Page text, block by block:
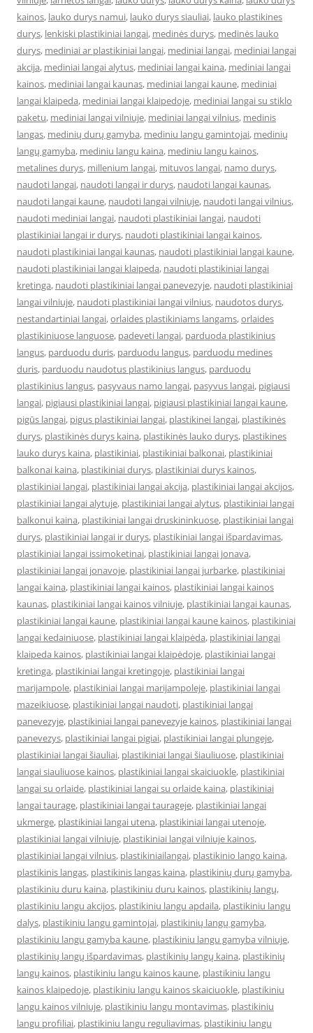
kainos, lauko durys namui, lauko durys siauliai, lauko plastikines
durys, lenkiski plastikiniai langai, medinės durys, medinės lauko
durys, mediniai ar plastikiniai langai, mediniai langai, mediniai langai
akcija, mediniai langai alytus, mediniai langai kaina, mediniai langai
kainos, mediniai langai kaunas, mediniai langai kaune, mediniai
langai klaipeda, mediniai langai klaipedoje, mediniai langai su stiklo
paketu, mediniai langai vilniuje, mediniai langai vilnius, medinis
langas, medinių durų gamyba, mediniu langu gamintojai, medinių
langų gamyba, mediniu langu kaina, mediniu langu kainos,
metalines durys, millenium langai, mituvos langai, namo durys,
naudoti langai, naudoti langai ir durys, naudoti langai kaunas,
naudoti langai kaune, naudoti langai vilniuje, naudoti langai vilnius,
naudoti mediniai langai, naudoti plastikiniai langai, naudoti
plastikiniai langai ir durys, naudoti plastikiniai langai kainos,
naudoti plastikiniai langai kaunas, naudoti plastikiniai langai kaune,
naudoti plastikiniai langai klaipeda, naudoti plastikiniai langai
kretinga, naudoti plastikiniai langai panevezyje, naudoti plastikiniai
langai vilniuje, naudoti plastikiniai langai vilnius, naudotos durys,
nestandartiniai langai,orlaides plastikiniams langams,orlaides
plastikiniuose languose, padeveti langai, parduoda plastikinius
langus, parduodu duris, parduodu langus, parduodu medines
duris, parduodu naudotus plastikinius langus, parduodu
plastikinius langus, pasyvaus namo langai, pasyvus langai, pigiausi
langai, pigiausi plastikiniai langai, pigiausi plastikiniai langai kaune,
pigūs langai, pigus plastikiniai langai, plastikinei langai, plastikinės
durys, plastikinės durys kaina, plastikinės lauko durys, plastikines
lauko durys kaina, plastikiniai, plastikiniai balkonai, plastikiniai
balkonai kaina, plastikiniai durys, plastikiniai durys kainos,
plastikiniai langai, plastikiniai langai akcija, plastikiniai langai akcijos,
plastikiniai langai alytuje, plastikiniai langai alytus, plastikiniai langai
balkonui kaina, plastikiniai langai druskininkuose, plastikiniai langai
durys, plastikiniai langai ir durys, plastikiniai langai išpardavimas,
plastikiniai langai issimoketinai, plastikiniai langai jonava,
plastikiniai langai jonavoje, plastikiniai langai jurbarke, plastikiniai
langai kaina, plastikiniai langai kainos, plastikiniai langai kainos
kaunas, plastikiniai langai kainos vilniuje, plastikiniai langai kaunas,
plastikiniai langai kaune, plastikiniai langai kaune kainos, plastikiniai
langai kedainiuose, plastikiniai langai klaipėda, plastikiniai langai
klaipeda kainos, plastikiniai langai klaipėdoje, plastikiniai langai
kretinga, plastikiniai langai kretingoje, plastikiniai langai
marijampole, plastikiniai langai marijampoleje, plastikiniai langai
mazeikiuose, plastikiniai langai naudoti, plastikiniai langai
panevezyje, plastikiniai langai panevezyje kainos, plastikiniai langai
panevezys, plastikiniai langai pigiai, plastikiniai langai plungeje,
plastikiniai langai šiauliai, plastikiniai langai šiauliuose, plastikiniai
langai siauliuose kainos, plastikiniai langai skaiciuokle, plastikiniai
langai su orlaide, plastikiniai langai su orlaide kaina, plastikiniai
langai taurage, plastikiniai langai taurageje, plastikiniai langai
ukmerge, plastikiniai langai utena, plastikiniai langai utenoje,
plastikiniai langai vilniuje, plastikiniai langai vilniuje kainos,
plastikiniai langai vilnius, plastikiniailangai, plastikinio lango kaina,
plastikinis langas, plastikinis langas kaina, plastikinių durų gamyba,
plastikiniu duru kaina, plastikiniu duru kainos, plastikinių langų,
plastikiniu langu akcijos, plastikiniu langu apdaila, plastikiniu langu
dalys, plastikiniu langu gamintojai, plastikinių langų gamyba,
plastikiniu langu gamyba kaune, plastikiniu langu gamyba vilniuje,
plastikinių langų išpardavimas, plastikinių langų kaina, plastikinių
langų kainos, plastikiniu langu kainos kaune, plastikiniu langu
kainos klaipedoje, plastikiniu langu kainos skaiciuokle, plastikiniu
langu kainos vilniuje, plastikiniu langu montavimas, plastikiniu
langu profiliai, plastikiniu langu reguliavimas, plastikiniu langu